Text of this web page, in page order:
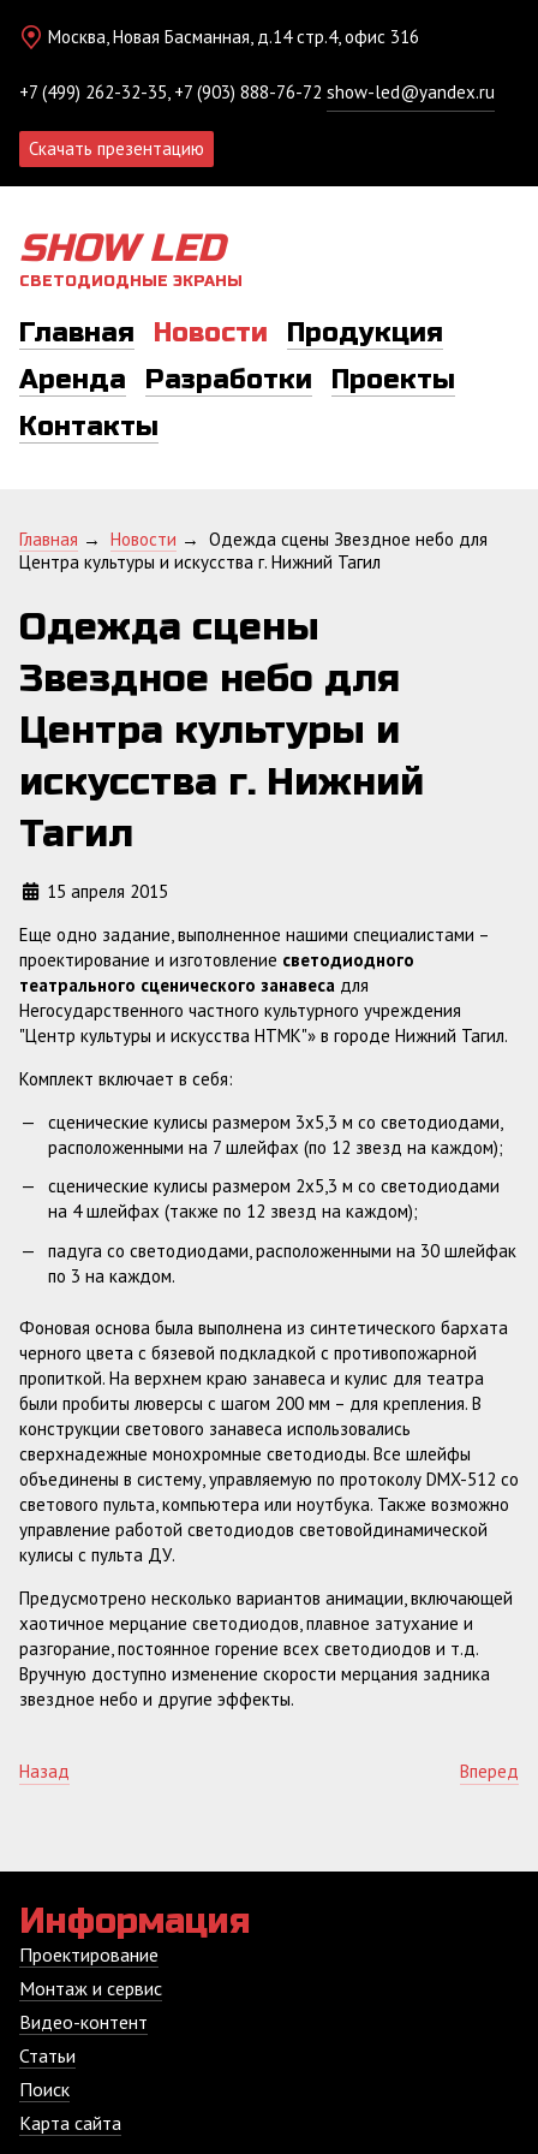
Москва, Новая Басманная, д.14 стр.4, офис 316
+7 (499) 262-32-35, +7 (903) 888-76-72 show-led@yandex.ru
Скачать презентацию
SHOW LED
СВЕТОДИОДНЫЕ ЭКРАНЫ
Главная Новости
Продукция
Аренда
Разработки
Проекты
Контакты
Главная → Новости → Одежда сцены Звездное небо для
Центра культуры и искусства г. Нижний Тагил
Одежда сцены
Звездное небо для
Центра культуры и
искусства г. Нижний
Тагил
15 апреля 2015
Еще одно задание, выполненное нашими специалистами –
проектирование и изготовление светодиодного
театрального сценического занавеса для
Негосударственного частного культурного учреждения
"Центр культуры и искусства НТМК"» в городе Нижний Тагил.
Комплект включает в себя:
сценические кулисы размером 3х5,3 м со светодиодами,
расположенными на 7 шлейфах (по 12 звезд на каждом);
сценические кулисы размером 2х5,3 м со светодиодами
на 4 шлейфах (также по 12 звезд на каждом);
падуга со светодиодами, расположенными на 30 шлейфак
по 3 на каждом.
Фоновая основа была выполнена из синтетического бархата
черного цвета с бязевой подкладкой с противопожарной
пропиткой. На верхнем краю занавеса и кулис для театра
были пробиты люверсы с шагом 200 мм – для крепления. В
конструкции светового занавеса использовались
сверхнадежные монохромные светодиоды. Все шлейфы
объединены в систему, управляемую по протоколу DMX-512 со
светового пульта, компьютера или ноутбука. Также возможно
управление работой светодиодов световойдинамической
кулисы с пульта ДУ.
Предусмотрено несколько вариантов анимации, включающей
хаотичное мерцание светодиодов, плавное затухание и
разгорание, постоянное горение всех светодиодов и т.д.
Вручную доступно изменение скорости мерцания задника
звездное небо и другие эффекты.
Назад Вперед
Информация
Проектирование
Монтаж и сервис
Видео-контент
Статьи
Поиск
Карта сайта